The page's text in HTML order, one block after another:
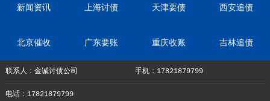
新闻资讯 上海讨债 天津要债 西安追债
北京催收 广东要账 重庆收账 吉林追债
联系人：金诚讨债公司 手机：17821879799
电话：17821879799